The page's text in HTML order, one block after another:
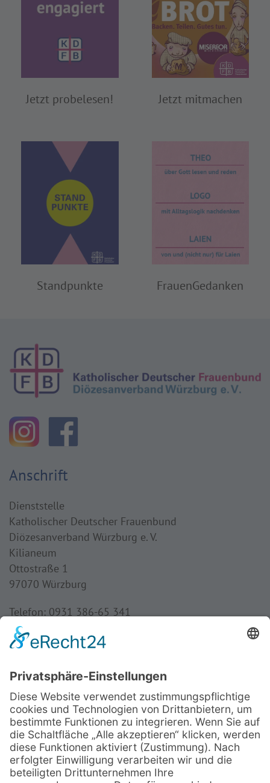
Jetzt probelesen! Jetzt mitmachen
Standpunkte FrauenGedanken
Anschrift
Dienststelle
Katholischer Deutscher Frauenbund
Diözesanverband Würzburg e. V.
Kilianeum
Ottostraße 1
97070 Würzburg
Telefon: 0931 386-65 341
Fax: 0931 386-65 349
Mail:frauenbund@bistum-wuerzburg.de
Öffnungszeiten
Dienstag bis Donnerstag:
8:30 - 16:00 Uhr
Freitag:
8:30 - 13:00 Uhr